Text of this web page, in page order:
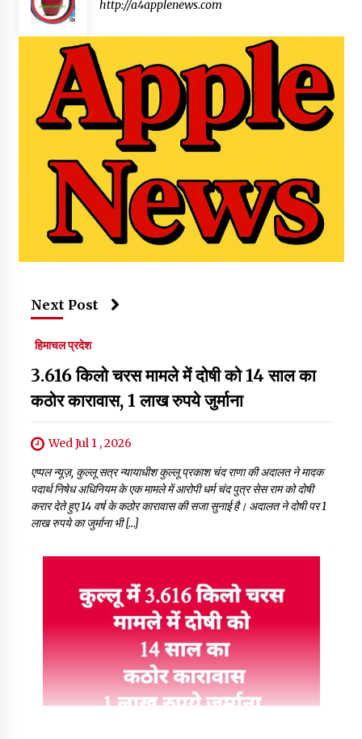
http://a4applenews.com
Next Post
हिमाचल प्रदेश
3.616 किलो चरस मामले में दोषी को 14 साल का
कठोर कारावास, 1 लाख रुपये जुर्माना
Wed Jul 1 , 2026
एप्पल न्यूज़, कुल्लू सत्र न्यायाधीश कुल्लू प्रकाश चंद राणा की अदालत ने मादक
पदार्थ निषेध अधिनियम के एक मामले में आरोपी धर्म चंद पुत्र सेस राम को दोषी
करार देते हुए 14 वर्ष के कठोर कारावास की सजा सुनाई है। अदालत ने दोषी पर 1
लाख रुपये का जुर्माना भी […]